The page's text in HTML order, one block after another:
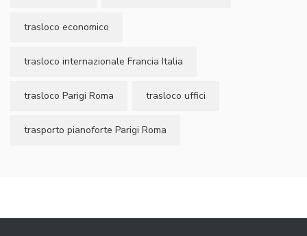
trasloco economico
trasloco internazionale Francia Italia
trasloco Parigi Roma trasloco uffici
trasporto pianoforte Parigi Roma